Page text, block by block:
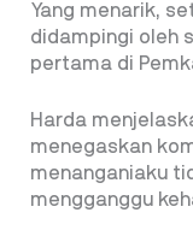
Yang menarik,
didampingi oleh
pertama di
Harda
menegaskan
menanganiaku
mengganggu